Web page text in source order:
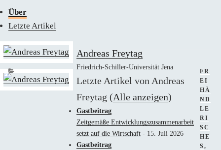
Über
Letzte Artikel
Andreas Freytag
Friedrich-Schiller-Universität Jena
Letzte Artikel von Andreas
Freytag (Alle anzeigen)
Gastbeitrag
Zeitgemäße Entwicklungszusammenarbeit
setzt auf die Wirtschaft - 15. Juli 2026
Gastbeitrag
FR
EI
HÄ
ND
LE
RI
SC
HE
S,